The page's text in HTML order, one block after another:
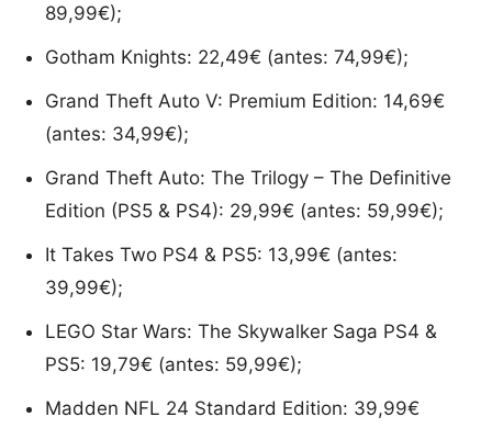
89,99€);
Gotham Knights: 22,49€ (antes: 74,99€);
Grand Theft Auto V: Premium Edition: 14,69€
(antes: 34,99€);
Grand Theft Auto: The Trilogy – The Definitive
Edition (PS5 & PS4): 29,99€ (antes: 59,99€);
It Takes Two PS4 & PS5: 13,99€ (antes:
39,99€);
LEGO Star Wars: The Skywalker Saga PS4 &
PS5: 19,79€ (antes: 59,99€);
Madden NFL 24 Standard Edition: 39,99€